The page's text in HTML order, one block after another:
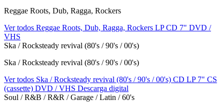
Reggae Roots, Dub, Ragga, Rockers
Ver todos Reggae Roots, Dub, Ragga, Rockers LPCD 7" DVD /
VHS
Ska / Rocksteady revival (80's / 90's / 00's)
Ska / Rocksteady revival (80's / 90's / 00's)
Ver todos Ska / Rocksteady revival (80's / 90's / 00's) CD LP 7" CS
(cassette) DVD / VHS Descarga digital
Soul / R&B / R&R / Garage / Latin / 60's